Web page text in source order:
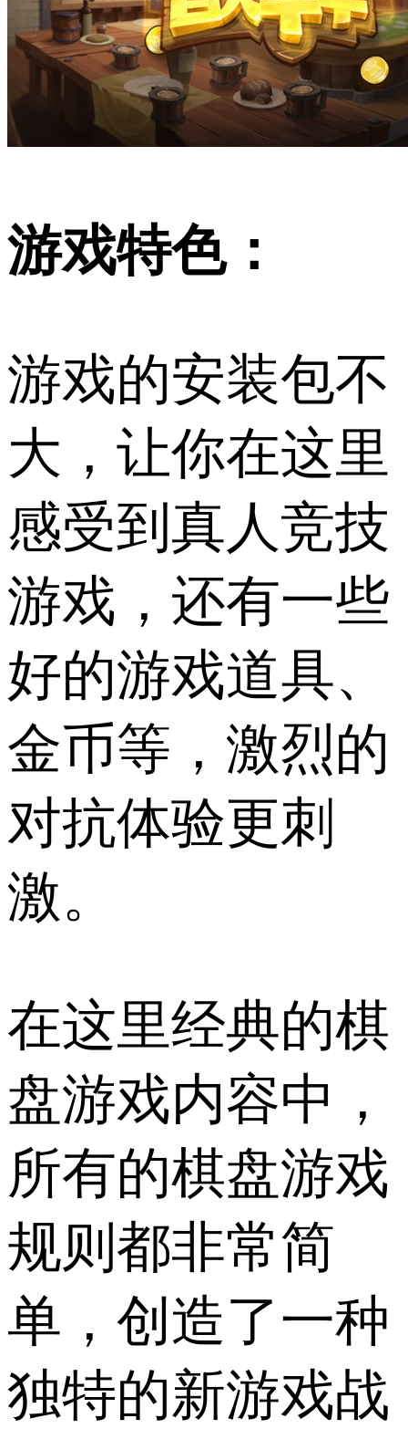
游戏特色：
游戏的安装包不
大，让你在这里
感受到真人竞技
游戏，还有一些
好的游戏道具、
金币等，激烈的
对抗体验更刺
激。
在这里经典的棋
盘游戏内容中，
所有的棋盘游戏
规则都非常简
单，创造了一种
独特的新游戏战